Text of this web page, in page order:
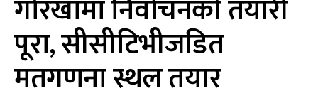
गोरखामा निर्वाचनको तयारी
पूरा, सीसीटिभीजडित
मतगणना स्थल तयार